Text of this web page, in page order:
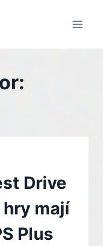
Drive
mají
Plus